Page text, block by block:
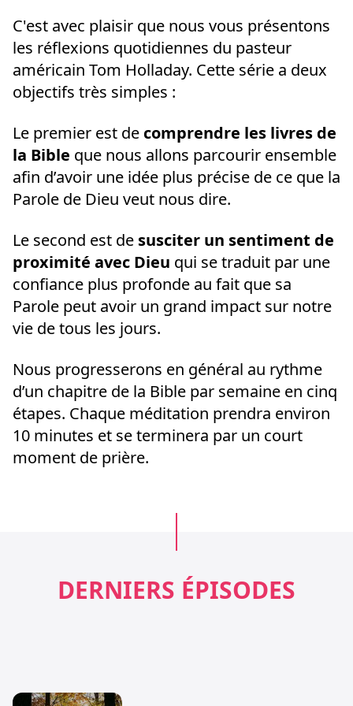
C'est avec plaisir que nous vous présentons
les réflexions quotidiennes du pasteur
américain Tom Holladay. Cette série a deux
objectifs très simples :
Le premier est de comprendre les livres de
la Bible que nous allons parcourir ensemble
afin d’avoir une idée plus précise de ce que la
Parole de Dieu veut nous dire.
Le second est de susciter un sentiment de
proximité avec Dieu qui se traduit par une
confiance plus profonde au fait que sa
Parole peut avoir un grand impact sur notre
vie de tous les jours.
Nous progresserons en général au rythme
d’un chapitre de la Bible par semaine en cinq
étapes. Chaque méditation prendra environ
10 minutes et se terminera par un court
moment de prière.
DERNIERS ÉPISODES